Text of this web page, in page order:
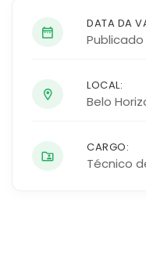
DATA DA
Publicado
LOCAL:
Belo
CARGO:
Técnico